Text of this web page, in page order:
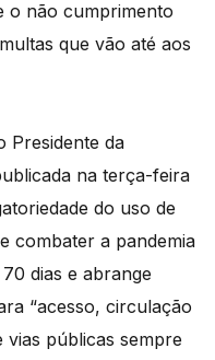
o não cumprimento
que vão até aos
Presidente da
na terça-feira
do uso de
combater a pandemia
dias e abrange
“acesso, circulação
públicas sempre